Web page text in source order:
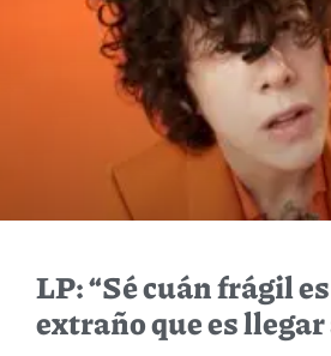
LP: “Sé cuán frágil
extraño que es llegar